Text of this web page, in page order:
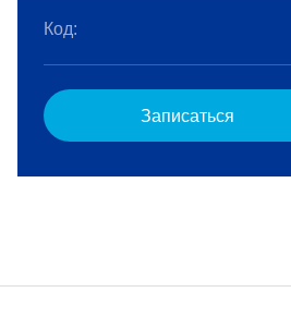
Код:
Записаться